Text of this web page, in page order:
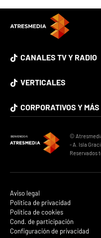
CANALES TV Y RADIO
VERTICALES
CORPORATIVOS Y MÁS
©
- A. Isla
Reservados
Aviso legal
Política de privacidad
Política de cookies
Cond. de participación
Configuración de privacidad